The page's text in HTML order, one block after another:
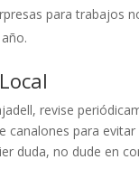
para trabajos
revise
para
duda, no dude en